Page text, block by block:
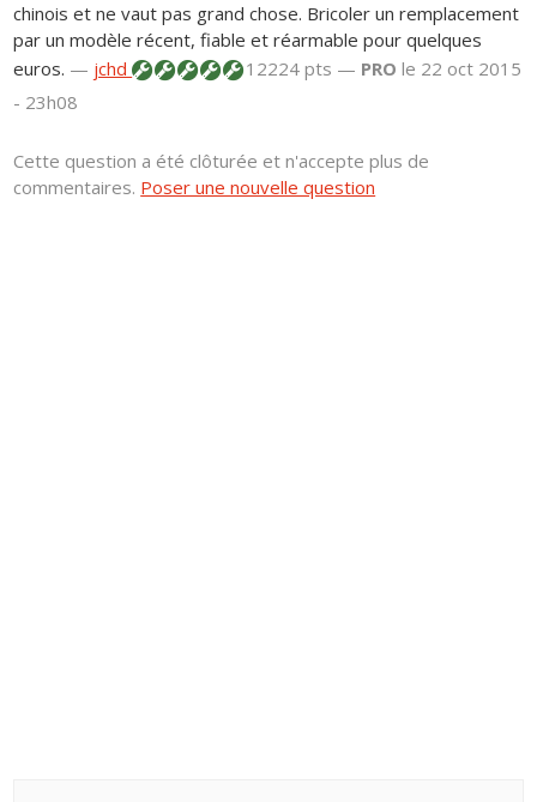
chinois et ne vaut pas grand chose. Bricoler un remplacement
par un modèle récent, fiable et réarmable pour quelques
euros. — jchd 12224 pts — PRO le 22 oct 2015
- 23h08
Cette question a été clôturée et n'accepte plus de
commentaires. Poser une nouvelle question